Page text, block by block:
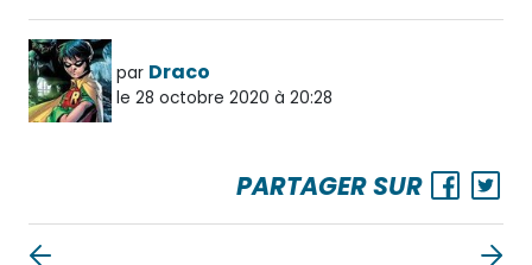
par Draco
le 28 octobre 2020 à 20:28
PARTAGER SUR